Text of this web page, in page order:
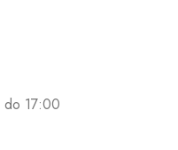
17:00